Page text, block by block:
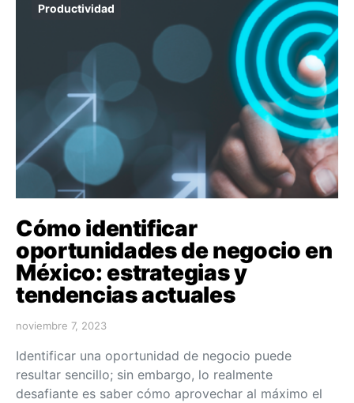
Productividad
Cómo identificar
oportunidades de negocio en
México: estrategias y
tendencias actuales
noviembre 7, 2023
Identificar una oportunidad de negocio puede
resultar sencillo; sin embargo, lo realmente
desafiante es saber cómo aprovechar al máximo el